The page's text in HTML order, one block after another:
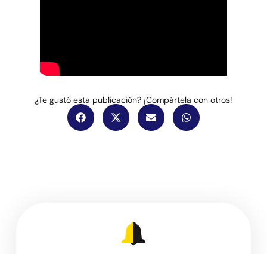
¿Te gustó esta publicación? ¡Compártela con otros!